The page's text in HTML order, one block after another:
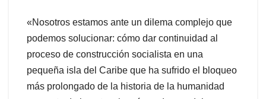
«Nosotros estamos ante un dilema complejo que
podemos solucionar: cómo dar continuidad al
proceso de construcción socialista en una
pequeña isla del Caribe que ha sufrido el bloqueo
más prolongado de la historia de la humanidad